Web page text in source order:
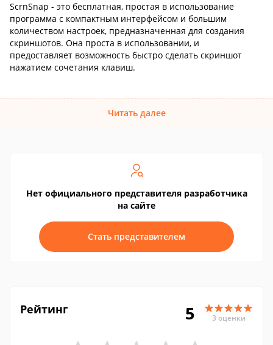
ScrnSnap - это бесплатная, простая в использование
программа с компактным интерфейсом и большим
количеством настроек, предназначенная для создания
скриншотов. Она проста в использовании, и
предоставляет возможность быстро сделать скриншот
нажатием сочетания клавиш.
Читать далее
Нет официального представителя разработчика
на сайте
Стать представителем
Рейтинг 5 3 оценки